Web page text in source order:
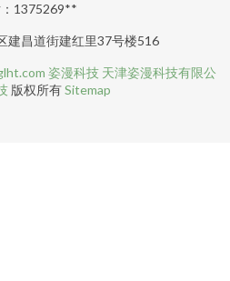
1375269**
建昌道街建红里37号楼516
姿漫科技 天津姿漫科技有限公
版权所有Sitemap